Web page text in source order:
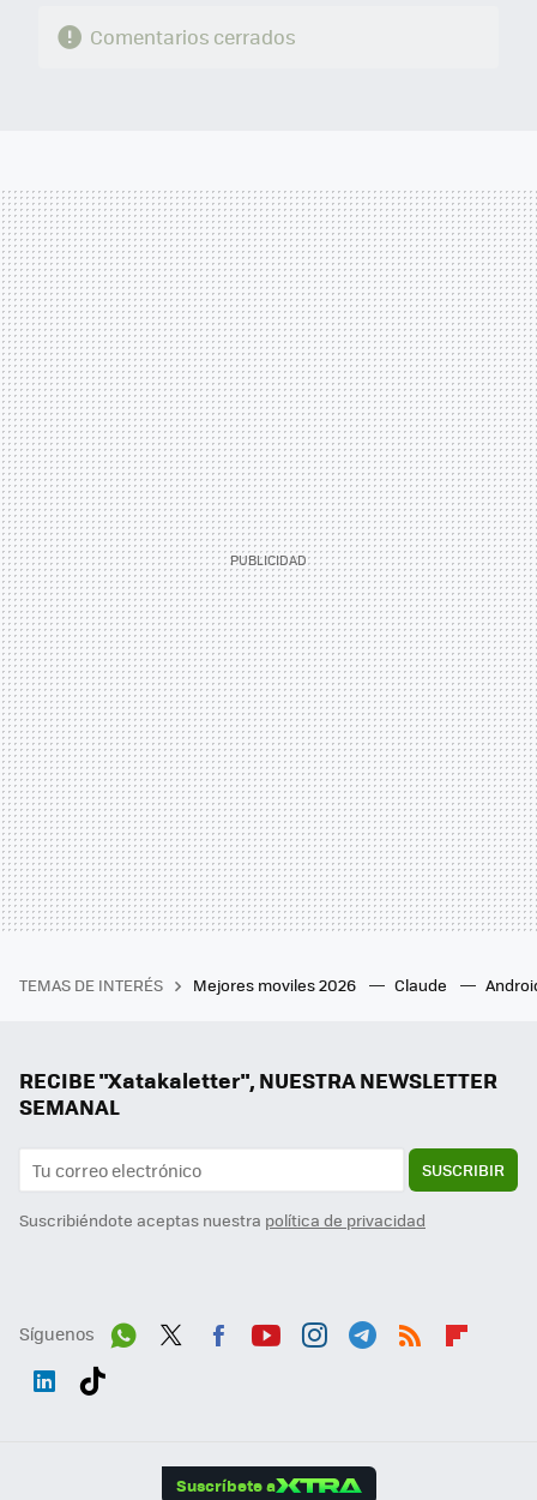
Comentarios cerrados
TEMAS DE INTERÉS Mejores moviles 2026 Claude
RECIBE "Xatakaletter", NUESTRA NEWSLETTER
SEMANAL
SUSCRIBIR
Suscribiéndote aceptas nuestra política de privacidad
Síguenos
Suscríbete a